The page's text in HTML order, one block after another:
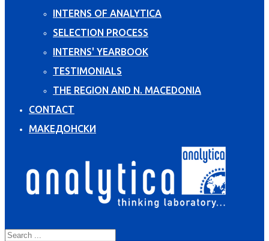
INTERNS OF ANALYTICA
SELECTION PROCESS
INTERNS' YEARBOOK
TESTIMONIALS
THE REGION AND N. MACEDONIA
CONTACT
МАКЕДОНСКИ